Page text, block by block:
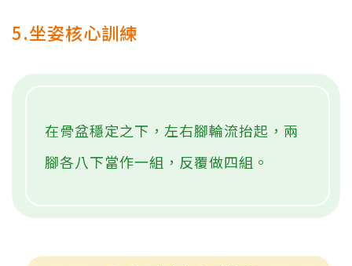
5.坐姿核心訓練
在骨盆穩定之下，左右腳輪流抬起，兩
腳各八下當作一組，反覆做四組。